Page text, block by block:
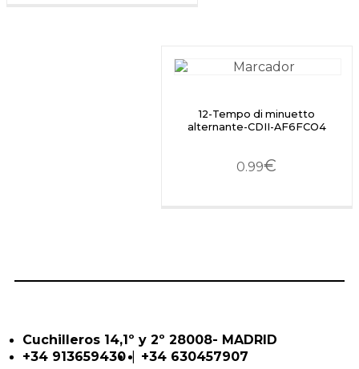
12-Tempo di minuetto
alternante-CDII-AF6FCO4
0.99€
Cuchilleros 14,1º y 2º 28008- MADRID
+34 913659430 | +34 630457907